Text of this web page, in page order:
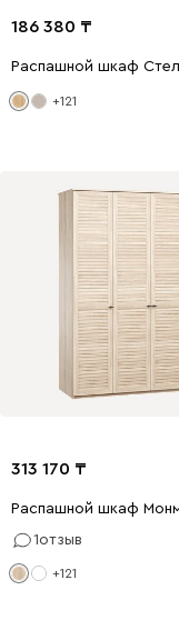
186 380
Распашной шкаф
+121
313 170
Распашной шкаф
1отзыв
+121